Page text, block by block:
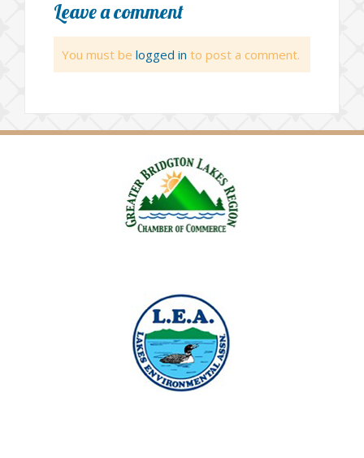
Leave a comment
You must be logged in to post a comment.